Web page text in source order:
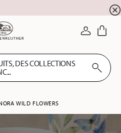
l'inscription à la
DES COLLECTIONS
WILD FLOWERS